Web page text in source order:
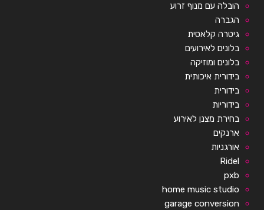
הובלה עם מנוף זרוע
הגברה
גיטרה קלאסית
בלונים לאירועים
בלונים ומוזיקה
בידורית איכותית
בידורית
בידוריות
בחירת מצנן לאירוע
ארנקים
אורגניות
Ridel
pxb
home music studio
garage conversion